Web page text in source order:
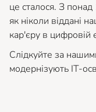
це сталося. З
як ніколи віддані
кар'єру в цифровій
Слідкуйте за
модернізують ІТ-